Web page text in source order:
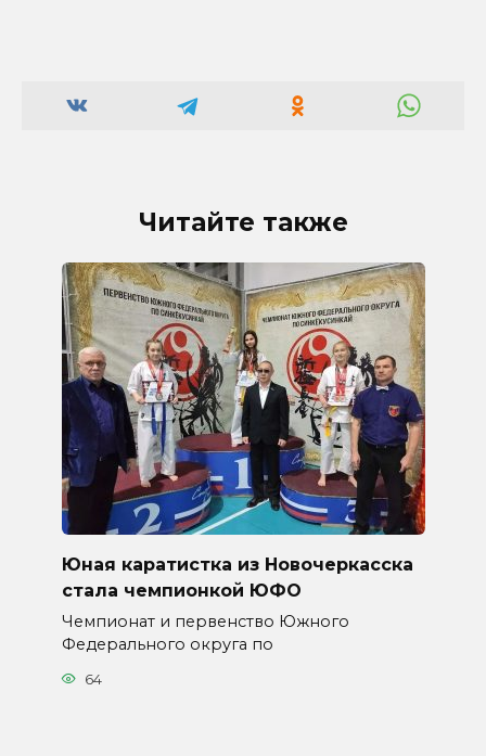
Читайте также
Юная каратистка из Новочеркасска
стала чемпионкой ЮФО
Чемпионат и первенство Южного
Федерального округа по
64